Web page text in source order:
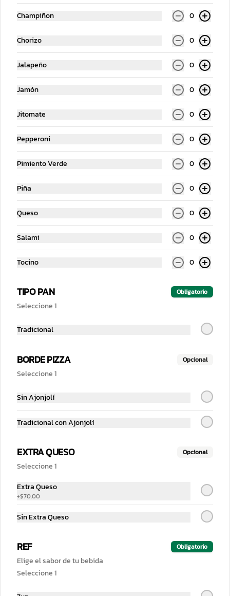
Refresco 1.5 Lts Refresco 600 ml
Agua 600 ml
$29.00
Salsas
Conócenos
Cobertura
Contacto
Descargar en iPhone
Champiñon 0
Chorizo 0
Jalapeño 0
Jamón 0
Jitomate 0
Pepperoni 0
Pimiento Verde 0
Piña 0
Queso 0
Salami 0
Tocino 0
TIPO PAN Obligatorio
Seleccione 1
Tradicional
BORDE PIZZA Opcional
Seleccione 1
Sin Ajonjolí
Tradicional con Ajonjolí
EXTRA QUESO Opcional
Seleccione 1
Extra Queso
+$70.00
Sin Extra Queso
REF Obligatorio
Elige el sabor de tu bebida
Seleccione 1